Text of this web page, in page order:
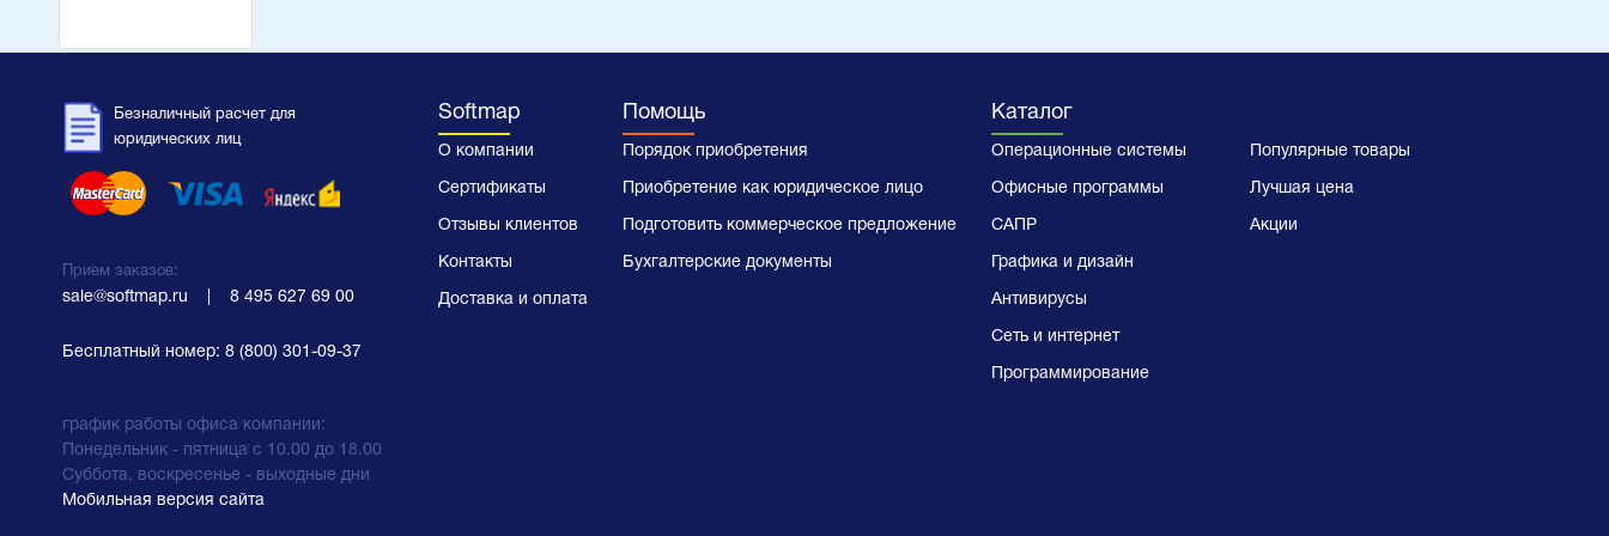
Безналичный расчет для
юридических лиц
Прием заказов:
sale@softmap.ru 8 495 627 69 00
Бесплатный номер: 8 (800) 301-09-37
график работы офиса компании:
Понедельник - пятница с 10.00 до 18.00
Суббота, воскресенье - выходные дни
Softmap
О компании
Сертификаты
Отзывы клиентов
Контакты
Доставка и оплата
Помощь
Порядок приобретения
Приобретение как юридическое лицо
Подготовить коммерческое предложение
Бухгалтерские документы
Каталог
Операционные системы
Офисные программы
САПР
Графика и дизайн
Антивирусы
Сеть и интернет
Программирование
Популярные товары
Лучшая цена
Акции
Мобильная версия сайта